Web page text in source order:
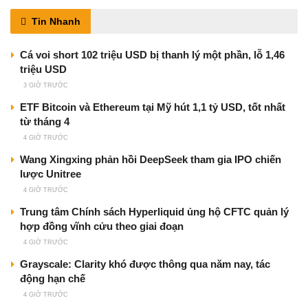
Tin Nhanh
Cá voi short 102 triệu USD bị thanh lý một phần, lỗ 1,46
triệu USD
3 GIỜ TRƯỚC
ETF Bitcoin và Ethereum tại Mỹ hút 1,1 tỷ USD, tốt nhất
từ tháng 4
4 GIỜ TRƯỚC
Wang Xingxing phản hồi DeepSeek tham gia IPO chiến
lược Unitree
4 GIỜ TRƯỚC
Trung tâm Chính sách Hyperliquid ủng hộ CFTC quản lý
hợp đồng vĩnh cửu theo giai đoạn
4 GIỜ TRƯỚC
Grayscale: Clarity khó được thông qua năm nay, tác
động hạn chế
4 GIỜ TRƯỚC